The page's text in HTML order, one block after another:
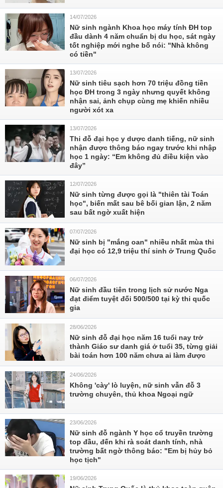
14/07/2026
Nữ sinh ngành Khoa học máy tính ĐH top
đầu dành 4 năm chuẩn bị du học, sát ngày
tốt nghiệp mới nghe bố nói: "Nhà không
có tiền"
13/07/2026
Nữ sinh tiêu sạch hơn 70 triệu đồng tiền
học ĐH trong 3 ngày nhưng quyết không
nhận sai, ảnh chụp cùng mẹ khiến nhiều
người xót xa
13/07/2026
Thi đỗ đại học y dược danh tiếng, nữ sinh
nhận được thông báo ngay trước khi nhập
học 1 ngày: “Em không đủ điều kiện vào
đây”
12/07/2026
Nữ sinh từng được gọi là "thiên tài Toán
học", biến mất sau bê bối gian lận, 2 năm
sau bất ngờ xuất hiện
07/07/2026
Nữ sinh bị "mắng oan" nhiều nhất mùa thi
đại học có 12,9 triệu thí sinh ở Trung Quốc
06/07/2026
Nữ sinh đầu tiên trong lịch sử nước Nga
đạt điểm tuyệt đối 500/500 tại kỳ thi quốc
gia
28/06/2026
Nữ sinh đỗ đại học năm 16 tuổi nay trở
thành Giáo sư danh giá ở tuổi 35, từng giải
bài toán hơn 100 năm chưa ai làm được
24/06/2026
Không 'cày' lò luyện, nữ sinh vẫn đỗ 3
trường chuyên, thủ khoa Ngoại ngữ
23/06/2026
Nữ sinh đỗ ngành Y học cổ truyền trường
top đầu, đến khi rà soát danh tính, nhà
trường bất ngờ thông báo: "Em bị hủy bỏ
học tịch"
19/06/2026